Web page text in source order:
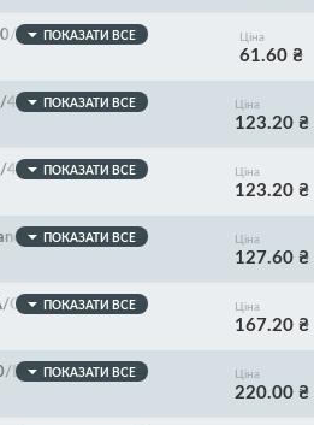
3310/3370/630
ПОКАЗАТИ ВСЕ Ціна
61.60 ₴
4100/P3005/301
+ компл
ПОКАЗАТИ ВСЕ Ціна
123.20 ₴
4100/P3005/301
+ компл
ПОКАЗАТИ ВСЕ Ціна
123.20 ₴
LBP-3410/346
ПОКАЗАТИ ВСЕ Ціна
127.60 ₴
+ компле
ПОКАЗАТИ ВСЕ Ціна
167.20 ₴
LBP1610/1620/1
ПОКАЗАТИ ВСЕ Ціна
220.00 ₴